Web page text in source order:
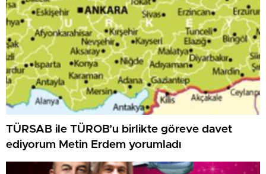
TÜRSAB ile TÜROB’u birlikte göreve davet
ediyorum Metin Erdem yorumladı